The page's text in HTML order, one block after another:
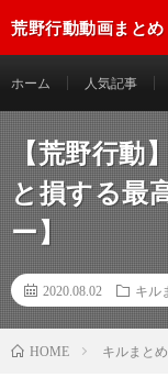
荒野行動動画まとめ
ホーム 人気記事
【荒野行動
と損する最
ー】
2020.08.02 キル
HOME キルまとめ